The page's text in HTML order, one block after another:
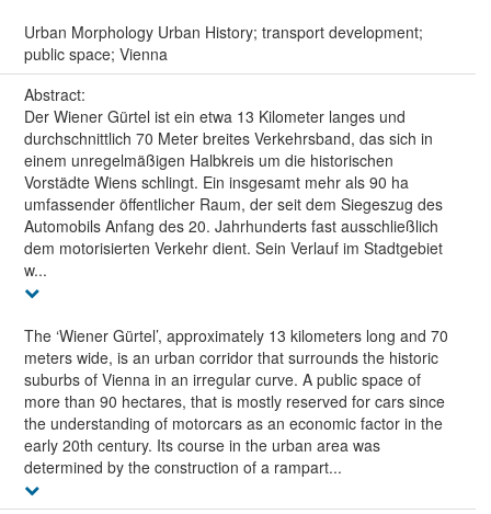
Urban Morphology Urban History; transport development;
public space; Vienna
Abstract:
Der Wiener Gürtel ist ein etwa 13 Kilometer langes und
durchschnittlich 70 Meter breites Verkehrsband, das sich in
einem unregelmäßigen Halbkreis um die historischen
Vorstädte Wiens schlingt. Ein insgesamt mehr als 90 ha
umfassender öffentlicher Raum, der seit dem Siegeszug des
Automobils Anfang des 20. Jahrhunderts fast ausschließlich
dem motorisierten Verkehr dient. Sein Verlauf im Stadtgebiet
w...
The ‘Wiener Gürtel’, approximately 13 kilometers long and 70
meters wide, is an urban corridor that surrounds the historic
suburbs of Vienna in an irregular curve. A public space of
more than 90 hectares, that is mostly reserved for cars since
the understanding of motorcars as an economic factor in the
early 20th century. Its course in the urban area was
determined by the construction of a rampart...